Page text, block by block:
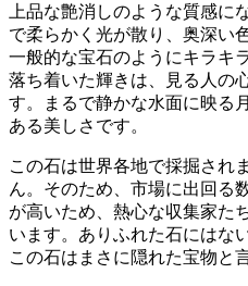
上品な艶消しのような質感に
で柔らかく光が散り、奥深い
一般的な宝石のようにキラキ
落ち着いた輝き は、見る人の
す。まるで静かな水面に映る
ある美しさです。
この石は世界各地で採掘され
ん。そのため、市場に出回る
が高いため、熱心な収集家た
います。ありふれた石にはな
この石はまさに 隠れた宝物と